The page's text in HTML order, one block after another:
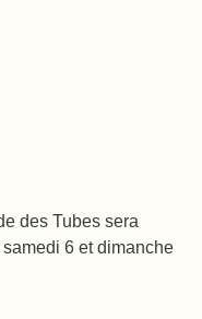
des Tubes sera
6 et dimanche